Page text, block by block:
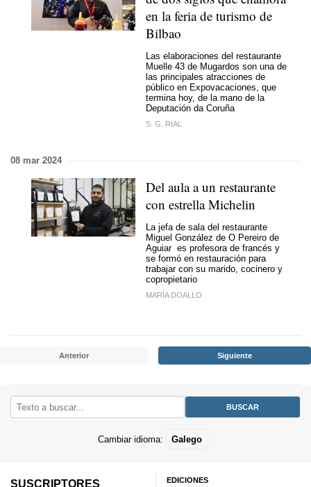
en la feria de turismo de
Bilbao
Las elaboraciones del restaurante
Muelle 43 de Mugardos son una de
las principales atracciones de
público en Expovacaciones, que
termina hoy, de la mano de la
Deputación da Coruña
S. G. RIAL
08 mar 2024
Del aula a un restaurante
con estrella Michelin
La jefa de sala del restaurante
Miguel González de O Pereiro de
Aguiar es profesora de francés y
se formó en restauración para
trabajar con su marido, cocinero y
copropietario
MARÍA DOALLO
Anterior Siguiente
Cambiar idioma: Galego
SUSCRIPTORES EDICIONES